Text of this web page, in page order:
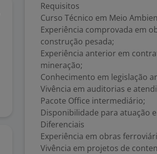
Requisitos
Curso Técnico em Meio
Experiência comprovada em
construção pesada;
Experiência anterior em
mineração;
Conhecimento em legislação
Vivência em auditorias e
Pacote Office intermediário;
Disponibilidade para atuação
Diferenciais
Experiência em obras
Vivência em projetos de